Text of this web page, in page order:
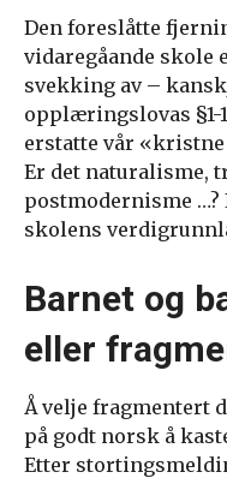
Den foreslåtte
vidaregåande skole
svekking av –
opplæringslovas §1-
erstatte vår
Er det naturalisme,
postmodernisme …?
skolens
Barnet og
eller
Å velje fragmentert
på godt norsk å
Etter